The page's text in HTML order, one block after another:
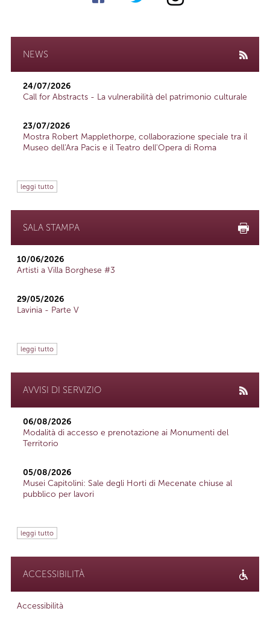
NEWS
24/07/2026
Call for Abstracts - La vulnerabilità del patrimonio culturale
23/07/2026
Mostra Robert Mapplethorpe, collaborazione speciale tra il
Museo dell'Ara Pacis e il Teatro dell'Opera di Roma
leggi tutto
SALA STAMPA
10/06/2026
Artisti a Villa Borghese #3
29/05/2026
Lavinia - Parte V
leggi tutto
AVVISI DI SERVIZIO
06/08/2026
Modalità di accesso e prenotazione ai Monumenti del
Territorio
05/08/2026
Musei Capitolini: Sale degli Horti di Mecenate chiuse al
pubblico per lavori
leggi tutto
ACCESSIBILITÀ
Accessibilità